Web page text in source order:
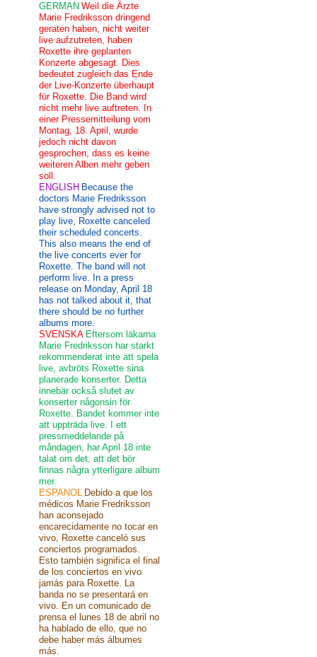
GERMAN Weil die Ärzte
Marie Fredriksson dringend
geraten haben, nicht weiter
live aufzutreten, haben
Roxette ihre geplanten
Konzerte abgesagt. Dies
bedeutet zugleich das Ende
der Live-Konzerte überhaupt
für Roxette. Die Band wird
nicht mehr live auftreten. In
einer Pressemitteilung vom
Montag, 18. April, wurde
jedoch nicht davon
gesprochen, dass es keine
weiteren Alben mehr geben
soll.
ENGLISH Because the
doctors Marie Fredriksson
have strongly advised not to
play live, Roxette canceled
their scheduled concerts.
This also means the end of
the live concerts ever for
Roxette. The band will not
perform live. In a press
release on Monday, April 18
has not talked about it, that
there should be no further
albums more.
SVENSKA Eftersom läkarna
Marie Fredriksson har starkt
rekommenderat inte att spela
live, avbröts Roxette sina
planerade konserter. Detta
innebär också slutet av
konserter någonsin för
Roxette. Bandet kommer inte
att uppträda live. I ett
pressmeddelande på
måndagen, har April 18 inte
talat om det, att det bör
finnas några ytterligare album
mer.
ESPANOL Debido a que los
médicos Marie Fredriksson
han aconsejado
encarecidamente no tocar en
vivo, Roxette canceló sus
conciertos programados.
Esto también significa el final
de los conciertos en vivo
jamás para Roxette. La
banda no se presentará en
vivo. En un comunicado de
prensa el lunes 18 de abril no
ha hablado de ello, que no
debe haber más álbumes
más.